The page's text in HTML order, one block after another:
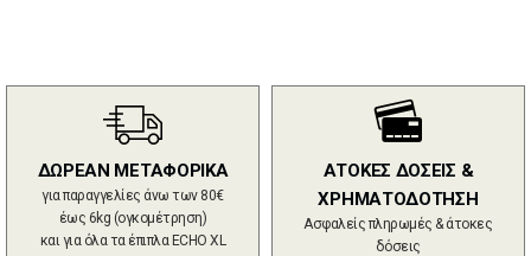
ΔΩΡΕΑΝ ΜΕΤΑΦΟΡΙΚΑ
για παραγγελίες άνω των 80€
έως 6kg (ογκομέτρηση)
και για όλα τα έπιπλα ECHO XL
ΑΤΟΚΕΣ ΔΟΣΕΙΣ &
ΧΡΗΜΑΤΟΔΟΤΗΣΗ
Ασφαλείς πληρωμές & άτοκες
δόσεις